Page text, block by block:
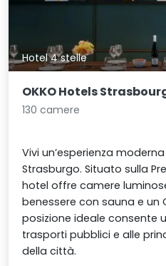
Hotel 4 stelle
OKKO Hotels
130 camere
Vivi un’esperienza
Strasburgo. Situato sulla
hotel offre camere
benessere con sauna e un
posizione ideale consente
trasporti pubblici e alle
della città.